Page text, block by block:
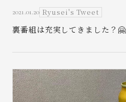
2021.01.20 Ryusei's Tweet
裏番組は充実してきました？🤗